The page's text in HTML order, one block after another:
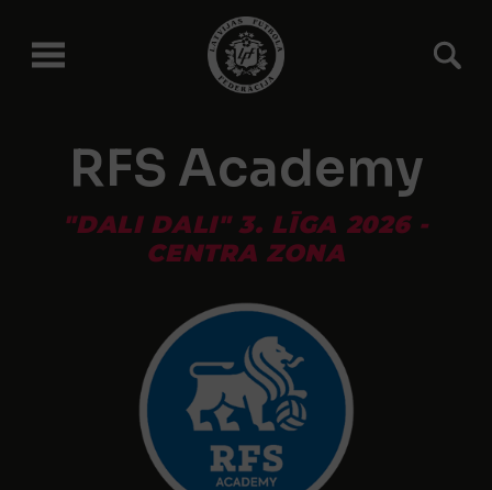
RFS Academy
"DALI DALI" 3. LĪGA 2026 -
CENTRA ZONA